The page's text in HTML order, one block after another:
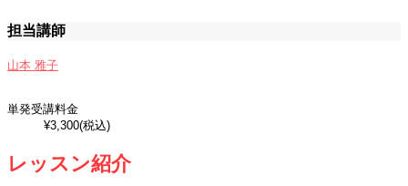
担当講師
山本 雅子
単発受講料金
¥3,300(税込)
レッスン紹介